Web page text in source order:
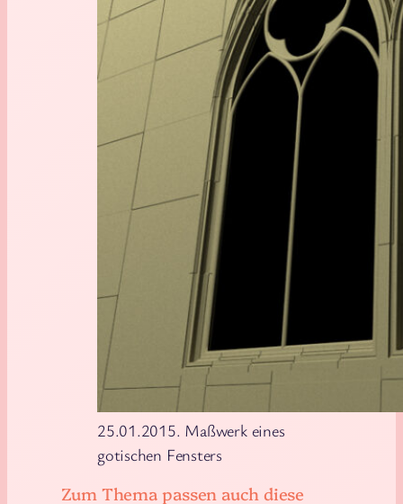
25.01.2015. Maßwerk eines
gotischen Fensters
Zum Thema passen auch diese